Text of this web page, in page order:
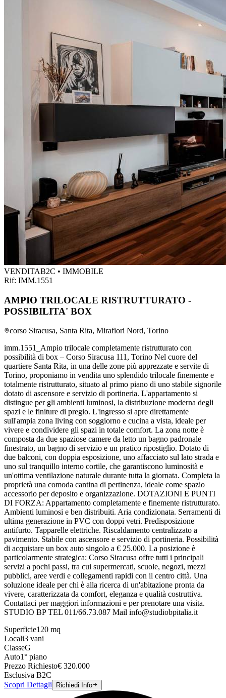
VENDITAB2C • IMMOBILE
Rif: IMM.1551
AMPIO TRILOCALE RISTRUTTURATO -
POSSIBILITA' BOX
corso Siracusa, Santa Rita, Mirafiori Nord, Torino
imm.1551_Ampio trilocale completamente ristrutturato con
possibilità di box – Corso Siracusa 111, Torino Nel cuore del
quartiere Santa Rita, in una delle zone più apprezzate e servite di
Torino, proponiamo in vendita uno splendido trilocale finemente e
totalmente ristrutturato, situato al primo piano di uno stabile signorile
dotato di ascensore e servizio di portineria. L'appartamento si
distingue per gli ambienti luminosi, la distribuzione moderna degli
spazi e le finiture di pregio. L'ingresso si apre direttamente
sull'ampia zona living con soggiorno e cucina a vista, ideale per
vivere e condividere gli spazi in totale comfort. La zona notte è
composta da due spaziose camere da letto un bagno padronale
finestrato, un bagno di servizio e un pratico ripostiglio. Dotato di
due balconi, con doppia esposizione, uno affacciato sul lato strada e
uno sul tranquillo interno cortile, che garantiscono luminosità e
un'ottima ventilazione naturale durante tutta la giornata. Completa la
proprietà una comoda cantina di pertinenza, ideale come spazio
accessorio per deposito e organizzazione. DOTAZIONI E PUNTI
DI FORZA: Appartamento completamente e finemente ristrutturato.
Ambienti luminosi e ben distribuiti. Aria condizionata. Serramenti di
ultima generazione in PVC con doppi vetri. Predisposizione
antifurto. Tapparelle elettriche. Riscaldamento centralizzato a
pavimento. Stabile con ascensore e servizio di portineria. Possibilità
di acquistare un box auto singolo a € 25.000. La posizione è
particolarmente strategica: Corso Siracusa offre tutti i principali
servizi a pochi passi, tra cui supermercati, scuole, negozi, mezzi
pubblici, aree verdi e collegamenti rapidi con il centro città. Una
soluzione ideale per chi è alla ricerca di un'abitazione pronta da
vivere, caratterizzata da comfort, eleganza e qualità costruttiva.
Contattaci per maggiori informazioni e per prenotare una visita.
STUDIO BP TEL 011/66.73.087 Mail info@studiobpitalia.it
Superficie120 mq
Locali3 vani
ClasseG
Auto1° piano
Prezzo Richiesto€ 320.000
Esclusiva B2C
Scopri Dettagli
Richiedi Info